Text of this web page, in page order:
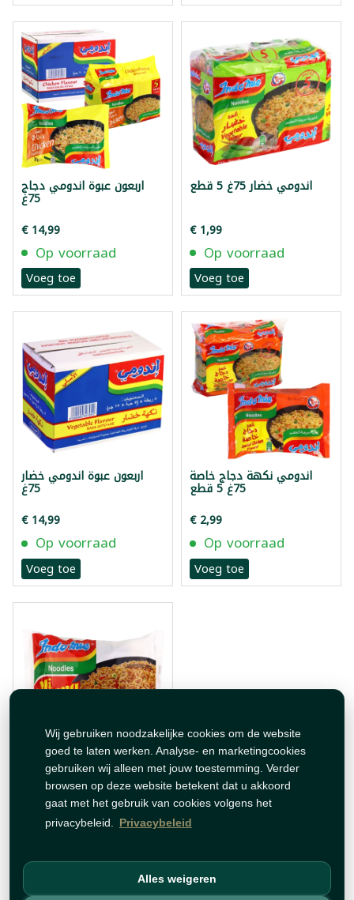
Wij gebruiken noodzakelijke cookies om de website
goed te laten werken. Analyse- en marketingcookies
gebruiken wij alleen met jouw toestemming. Verder
browsen op deze website betekent dat u akkoord
gaat met het gebruik van cookies volgens het
privacybeleid. Privacybeleid
Alles weigeren
اربعون عبوة اندومي دجاج
75غ
€ 14,99
Op voorraad
Voeg toe
اندومي خضار 75غ 5 قطع
€ 1,99
Op voorraad
Voeg toe
اربعون عبوة اندومي خضار
75غ
€ 14,99
Op voorraad
Voeg toe
اندومي نكهة دجاج خاصة
75غ 5 قطع
€ 2,99
Op voorraad
Voeg toe
نودلز مي غورينغ المقلية
اندومي 80غ
€ 0,69
Op voorraad
Voeg toe